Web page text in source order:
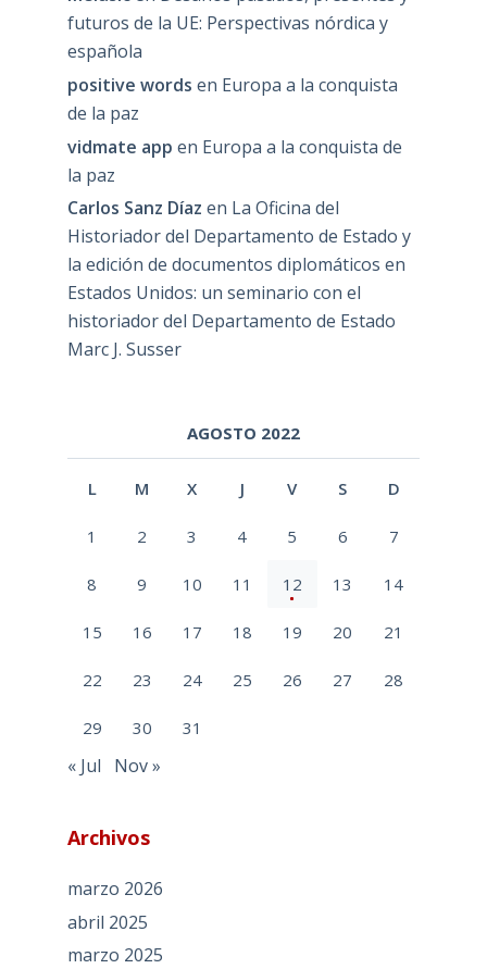
futuros de la UE: Perspectivas nórdica y
española
positive words en Europa a la conquista
de la paz
vidmate app en Europa a la conquista de
la paz
Carlos Sanz Díaz en La Oficina del
Historiador del Departamento de Estado y
la edición de documentos diplomáticos en
Estados Unidos: un seminario con el
historiador del Departamento de Estado
Marc J. Susser
AGOSTO 2022
L M X J V S D
1 2 3 4 5 6 7
8 9 10 11 12 13 14
15 16 17 18 19 20 21
22 23 24 25 26 27 28
29 30 31
« Jul Nov »
Archivos
marzo 2026
abril 2025
marzo 2025